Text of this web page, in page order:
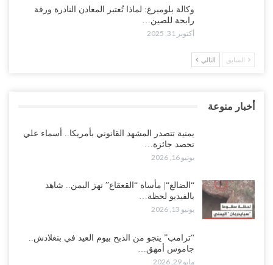
وكالة بلومبرغ: لماذا تُعتبر المعادن النادرة ورقة
رابحة للصين…
أكتوبر 31, 2025
السابق التالي
أخبار منوعة
يمنية تتصدر المشهد القانوني بأمريكا.. أسماء علي
تحصد جائزة…
يونيو 16, 2026
“الضالع“| مأساة “القعقاع” تهز اليمن.. شاهد
بالفيديو لحظة…
يونيو 13, 2026
“ترامب” ينجو من الذبح بيوم العيد في بنغلادش..
جاموس أمهق…
مايو 29, 2026